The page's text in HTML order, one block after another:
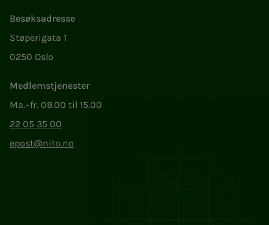
Besøksadresse
Støperigata 1
0250 Oslo
Medlemstjenester
Ma.–fr. 09.00 til 15.00
22 05 35 00
epost@nito.no